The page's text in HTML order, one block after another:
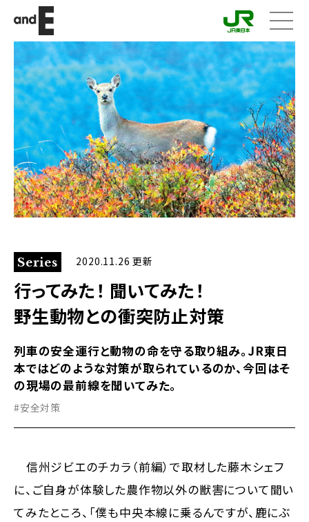
メニ
ュー
Series 2020.11.26 更新
行ってみた！ 聞いてみた！
野生動物との衝突防止対策
列車の安全運行と動物の命を守る取り組み。JR東日
本ではどのような対策が取られているのか、今回はそ
の現場の最前線を聞いてみた。
#安全対策
信州ジビエのチカラ（前編）で取材した藤木シェフ
に、ご自身が体験した農作物以外の獣害について聞い
てみたところ、「僕も中央本線に乗るんですが、鹿にぶ